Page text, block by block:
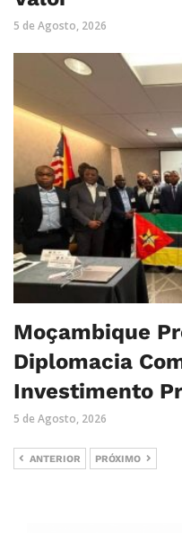
5 de Agosto, 2026
Moçambique
Diplomacia
Investimento
5 de Agosto, 2026
ANTERIOR PRÓXIMO